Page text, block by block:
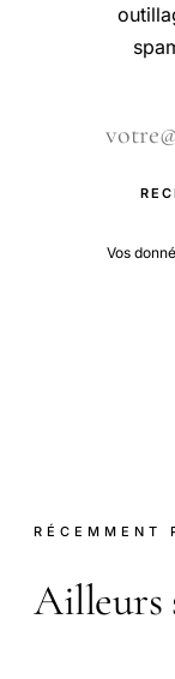
Vos
RÉCEMMENT
Ailleurs